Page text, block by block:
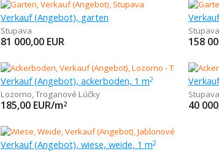
Verkauf (Angebot), garten
Stupava
81 000,00 EUR
Stupava
158
Verkauf (Angebot), ackerboden, 1 m2
Lozorno,Troganové Lúčky
185,00 EUR/m2
Stupava
40
Verkauf (Angebot), wiese, weide, 1 m2